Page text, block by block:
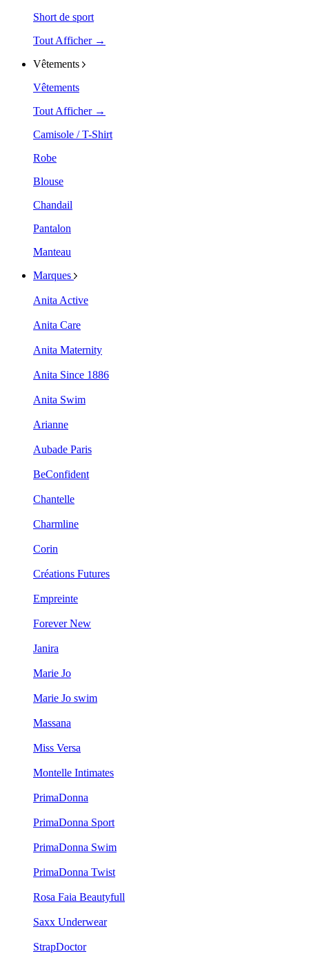
Short de sport
Tout Afficher →
Vêtements
Vêtements
Tout Afficher →
Camisole / T-Shirt
Robe
Blouse
Chandail
Pantalon
Manteau
Marques
Anita Active
Anita Care
Anita Maternity
Anita Since 1886
Anita Swim
Arianne
Aubade Paris
BeConfident
Chantelle
Charmline
Corin
Créations Futures
Empreinte
Forever New
Janira
Marie Jo
Marie Jo swim
Massana
Miss Versa
Montelle Intimates
PrimaDonna
PrimaDonna Sport
PrimaDonna Swim
PrimaDonna Twist
Rosa Faia Beautyfull
Saxx Underwear
StrapDoctor